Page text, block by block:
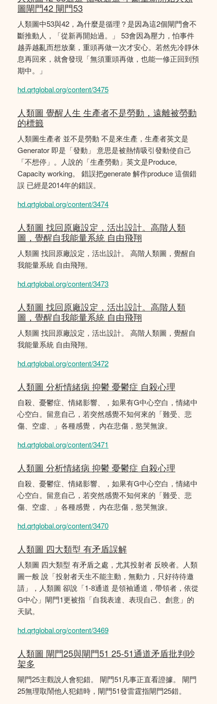
圖閘門42 閘門53
人類圖中53與42，為什麼是循理？是因為這2個閘門會不
斷推動人，「從新再開始過。」 53會因為壓力，怕事件
越弄越亂而想放棄，重頭再做一次才安心。若然先冷靜休
息再回來，就會發現「無須重頭再做，也能一修正回到預
期中。」
hd.qrtglobal.org/content/3475
人類圖 覺醒人生 生產者不是勞動，遠離被勞動
的標籤
人類圖生產者 並不是勞動 不是來生產，生產者英文是
Generator 即是「發動」 意思是被熱情吸引發動使自己
「不想停」。人說的「生產勞動」英文是Produce,
Capacity working。 錯誤把generate 解作produce 這個錯
誤 已經是2014年的錯誤。
hd.qrtglobal.org/content/3474
人類圖 找回原廠設定，活出設計。高階人類
圖，覺醒自我能量系統 自由飛翔
人類圖 找回原廠設定，活出設計。 高階人類圖，覺醒自
我能量系統 自由飛翔。
hd.qrtglobal.org/content/3473
人類圖 找回原廠設定，活出設計。高階人類
圖，覺醒自我能量系統 自由飛翔
人類圖 找回原廠設定，活出設計。 高階人類圖，覺醒自
我能量系統 自由飛翔。
hd.qrtglobal.org/content/3472
人類圖 分析情緒病 抑鬱 憂鬱症 自殺心理
自殺、憂鬱症、情緒影響、，如果有G中心空白，情緒中
心空白。留意自己，若突然感覺不知何來的「難受、悲
傷、空虛、」各種感覺， 內在悲傷，慾哭無淚。
hd.qrtglobal.org/content/3471
人類圖 分析情緒病 抑鬱 憂鬱症 自殺心理
自殺、憂鬱症、情緒影響、，如果有G中心空白，情緒中
心空白。留意自己，若突然感覺不知何來的「難受、悲
傷、空虛、」各種感覺， 內在悲傷，慾哭無淚。
hd.qrtglobal.org/content/3470
人類圖 四大類型 有矛盾誤解
人類圖 四大類型 有矛盾之處，尤其投射者 反映者。人類
圖一般 說「投射者天生不能主動，無動力，只好待待邀
請」，人類圖 卻說「1-8通道 是領袖通道，帶領者，依從
G中心」閘門1更被指「自我表達、表現自己、創意」的
天賦。
hd.qrtglobal.org/content/3469
人類圖 閘門25與閘門51 25-51通道矛盾批判吵
架多
閘門25主觀說人會犯錯。 閘門51凡事正直看證據。 閘門
25無理取鬧他人犯錯時，閘門51發雷霆指閘門25錯。